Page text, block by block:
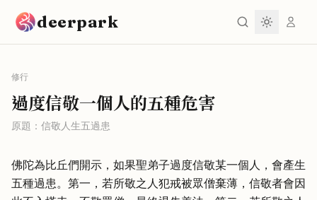
deerpark
修行
過度信敬一個人的五種危害
原題： 信敬人生五過患
佛陀為比丘們開示，如果聖弟子過度信敬某一個人，會產生
五種過患。第一，若所敬之人犯戒被眾僧棄薄，信敬者會因